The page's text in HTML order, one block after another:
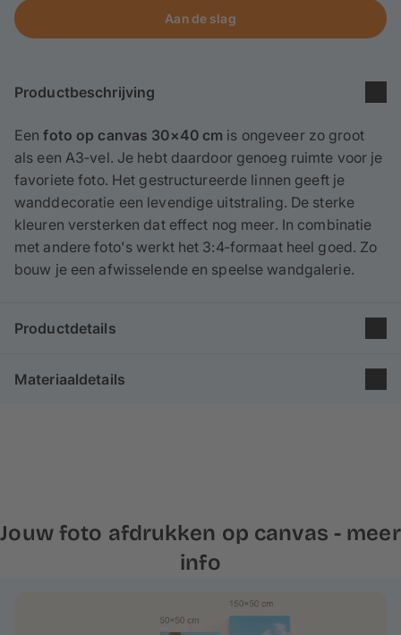
Aan de slag
Productbeschrijving
Eenfoto op canvas 30×40 cm is ongeveer zo groot
als een A3‑vel. Je hebt daardoor genoeg ruimte voor je
favoriete foto. Het gestructureerde linnen geeft je
wanddecoratie een levendige uitstraling. De sterke
kleuren versterken dat effect nog meer. In combinatie
met andere foto's werkt het 3:4‑formaat heel goed. Zo
bouw je een afwisselende en speelse wandgalerie.
Productdetails
Groep: Poster
Materiaaldetails
Voor onze frames gebruiken we
duurzaamheid garandeert. Je fotodoek wordt
opgespannen op een ca. 2-4 cm hoog spieraam, wat
Jouw foto afdrukken op canvas - meer
info